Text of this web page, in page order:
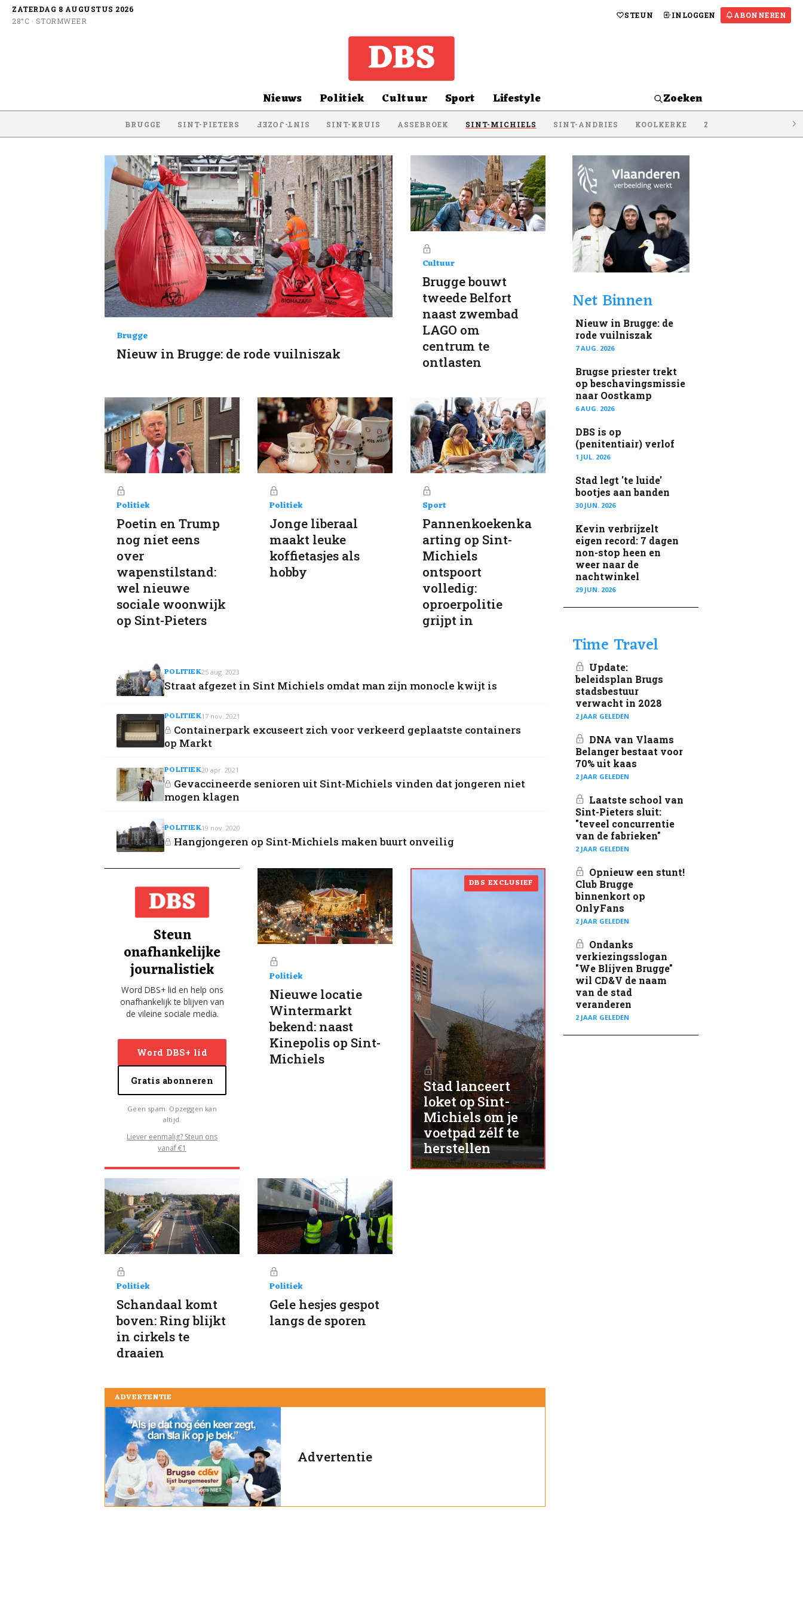
ZATERDAG 8 AUGUSTUS 2026
28°C · STORMWEER
STEUN INLOGGEN ABONNEREN
Nieuws Politiek Cultuur Sport Lifestyle Zoeken
BRUGGE SINT-PIETERS SINT-JOZEF SINT-KRUIS ASSEBROEK SINT-MICHIELS SINT-ANDRIES KOOLKERKE ZEEBRUGGE
Brugge
Nieuw in Brugge: de rode vuilniszak
Cultuur
Brugge bouwt
tweede Belfort
naast zwembad
LAGO om
centrum te
ontlasten
Politiek
Poetin en Trump
nog niet eens
over
wapenstilstand:
wel nieuwe
sociale woonwijk
op Sint-Pieters
Politiek
Jonge liberaal
maakt leuke
koffietasjes als
hobby
Sport
Pannenkoekenka
arting op Sint-
Michiels
ontspoort
volledig:
oproerpolitie
grijpt in
POLITIEK25 aug. 2023
Straat afgezet in Sint Michiels omdat man zijn monocle kwijt is
POLITIEK17 nov. 2021
Containerpark excuseert zich voor verkeerd geplaatste containers
op Markt
POLITIEK20 apr. 2021
Gevaccineerde senioren uit Sint-Michiels vinden dat jongeren niet
mogen klagen
POLITIEK19 nov. 2020
Hangjongeren op Sint-Michiels maken buurt onveilig
Steun
onafhankelijke
journalistiek
Word DBS+ lid en help ons
onafhankelijk te blijven van
de vileine sociale media.
Word DBS+ lid
Gratis abonneren
Geen spam. Opzeggen kan
altijd.
Liever eenmalig? Steun ons
vanaf €1
Politiek
Nieuwe locatie
Wintermarkt
bekend: naast
Kinepolis op Sint-
Michiels
DBS EXCLUSIEF
Stad lanceert
loket op Sint-
Michiels om je
voetpad zélf te
herstellen
Politiek
Schandaal komt
boven: Ring blijkt
in cirkels te
draaien
Politiek
Gele hesjes gespot
langs de sporen
ADVERTENTIE
Advertentie
Net Binnen
Nieuw in Brugge: de
rode vuilniszak
7 AUG. 2026
Brugse priester trekt
op beschavingsmissie
naar Oostkamp
6 AUG. 2026
DBS is op
(penitentiair) verlof
1 JUL. 2026
Stad legt 'te luide'
bootjes aan banden
30 JUN. 2026
Kevin verbrijzelt
eigen record: 7 dagen
non-stop heen en
weer naar de
nachtwinkel
29 JUN. 2026
Time Travel
Update:
beleidsplan Brugs
stadsbestuur
verwacht in 2028
2 JAAR GELEDEN
DNA van Vlaams
Belanger bestaat voor
70% uit kaas
2 JAAR GELEDEN
Laatste school van
Sint-Pieters sluit:
"teveel concurrentie
van de fabrieken"
2 JAAR GELEDEN
Opnieuw een stunt!
Club Brugge
binnenkort op
OnlyFans
2 JAAR GELEDEN
Ondanks
verkiezingsslogan
"We Blijven Brugge"
wil CD&V de naam
van de stad
veranderen
2 JAAR GELEDEN